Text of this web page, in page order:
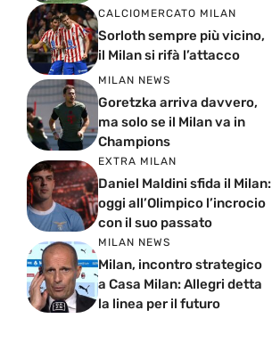
CALCIOMERCATO MILAN
Sorloth sempre più vicino,
il Milan si rifà l’attacco
MILAN NEWS
Goretzka arriva davvero,
ma solo se il Milan va in
Champions
EXTRA MILAN
Daniel Maldini sfida il Milan:
oggi all’Olimpico l’incrocio
con il suo passato
MILAN NEWS
Milan, incontro strategico
a Casa Milan: Allegri detta
la linea per il futuro